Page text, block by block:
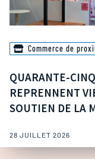
Commerce de
QUARANTE-
REPRENNENT
SOUTIEN DE LA
28 JUILLET 2026